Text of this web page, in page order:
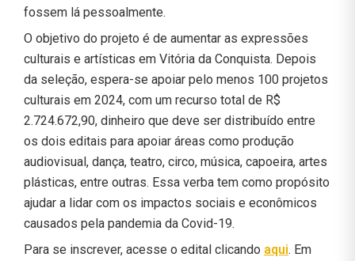
fossem lá pessoalmente.
O objetivo do projeto é de aumentar as expressões
culturais e artísticas em Vitória da Conquista. Depois
da seleção, espera-se apoiar pelo menos 100 projetos
culturais em 2024, com um recurso total de R$
2.724.672,90, dinheiro que deve ser distribuído entre
os dois editais para apoiar áreas como produção
audiovisual, dança, teatro, circo, música, capoeira, artes
plásticas, entre outras. Essa verba tem como propósito
ajudar a lidar com os impactos sociais e econômicos
causados pela pandemia da Covid-19.
Para se inscrever, acesse o edital clicando aqui. Em